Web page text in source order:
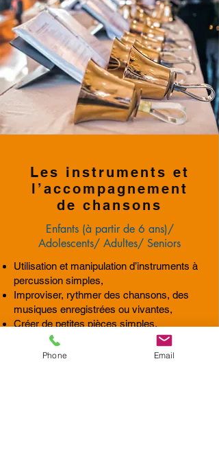
Les instruments et
l’accompagnement
de chansons
Enfants (à partir de 6 ans)/
Adolescents/ Adultes/ Seniors
Utilisation et manipulation d’instruments à
percussion simples,
Improviser, rythmer des chansons, des
musiques enregistrées ou vivantes,
Créer de petites pièces simples,
accompagner des musiques,
traditionnelles ou musiques connues des
Phone Email